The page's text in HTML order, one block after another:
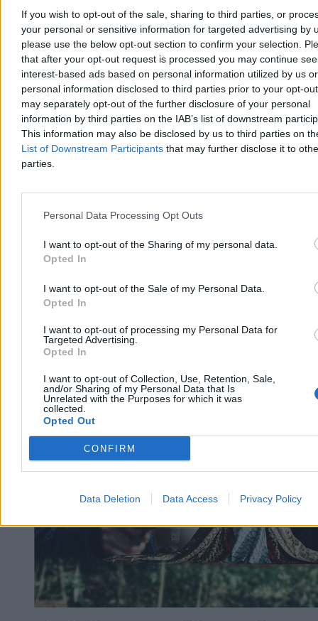
If you wish to opt-out of the sale, sharing to third parties, or
your personal or sensitive information for targeted advertising by
please use the below opt-out section to confirm your selection.
that after your opt-out request is processed you may continue
interest-based ads based on personal information utilized by us or
personal information disclosed to third parties prior to your opt-
may separately opt-out of the further disclosure of your personal
information by third parties on the IAB’s list of downstream
This information may also be disclosed by us to third parties on
List of Downstream Participants that may further disclose it to
parties.
Personal Data Processing Opt Outs
I want to opt-out of the Sharing of my personal data.
Opted In
I want to opt-out of the Sale of my Personal Data.
Opted In
I want to opt-out of processing my Personal Data for
Targeted Advertising.
Opted In
I want to opt-out of Collection, Use, Retention, Sale,
and/or Sharing of my Personal Data that Is
Unrelated with the Purposes for which it was
collected.
Opted Out
CONFIRM
Data Deletion Data Access Privacy Policy
Zbyt dużo książek to nie wina pisarzy. To nie oni
Nie zamierzam bronić grafomanii. Nie będę też udawać, że rynek
dyskusji o jego kryzysie najłatwiej przyszło nam obwinić ludzi, bez
których literatura po prostu nie istnieje.
Dagmara Leszkowicz-Zaluska
Kultura